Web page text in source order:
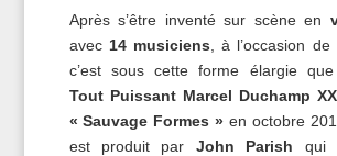
Après s’être inventé sur scène en
avec 14 musiciens , à l’occasion de
c’est sous cette forme élargie que
Tout Puissant Marcel Duchamp
« Sauvage Formes » en octobre
est produit par John Parish qui